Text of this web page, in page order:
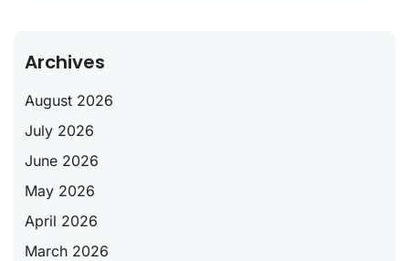
Archives
August 2026
July 2026
June 2026
May 2026
April 2026
March 2026